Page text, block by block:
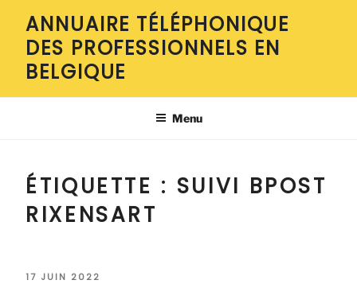
contenu
principal
ANNUAIRE TÉLÉPHONIQUE
DES PROFESSIONNELS EN
BELGIQUE
Menu
ÉTIQUETTE : SUIVI BPOST
RIXENSART
PUBLIÉ
17 JUIN 2022